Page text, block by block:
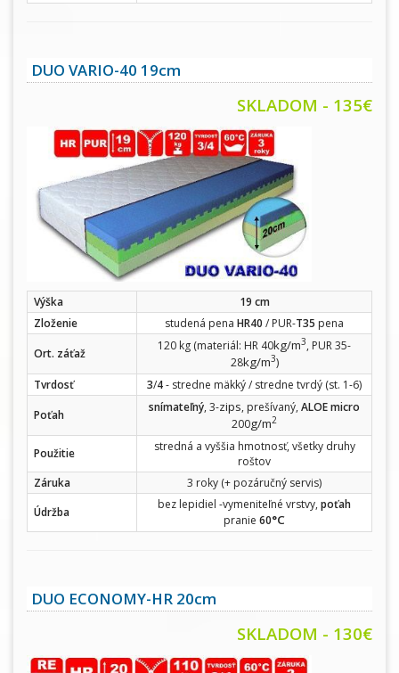
DUO VARIO-40 19cm
SKLADOM - 135€
Výška
19 cm
Zloženie
studená pena HR40 / PUR-T35 pena
Ort. záťaž
120 kg (materiál: HR 40kg/m3, PUR 35-
28kg/m3)
Tvrdosť
3/4- stredne mäkký / stredne tvrdý (st. 1-6)
Poťah
snímateľný, 3-zips, prešívaný, ALOE micro
200g/m2
Použitie
stredná a vyššia hmotnosť, všetky druhy
roštov
Záruka
3 roky (+ pozáručný servis)
Údržba
bez lepidiel -vymeniteľné vrstvy, poťah
pranie 60°C
DUO ECONOMY-HR 20cm
SKLADOM - 130€